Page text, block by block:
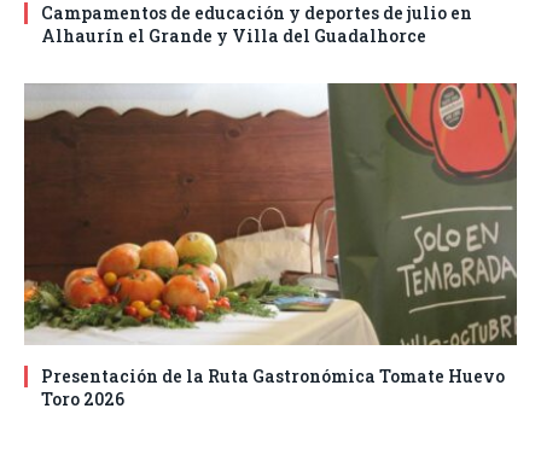
Campamentos de educación y deportes de julio en
Alhaurín el Grande y Villa del Guadalhorce
Presentación de la Ruta Gastronómica Tomate Huevo
Toro 2026